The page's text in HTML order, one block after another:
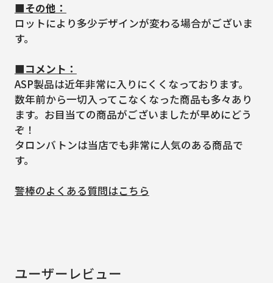
■その他：
ロットにより多少デザインが変わる場合がございま
す。
■コメント：
ASP製品は近年非常に入りにくくなっております。
数年前から一切入ってこなくなった商品も多々あり
ます。お目当ての商品がございましたが早めにどう
ぞ！
タロンバトンは当店でも非常に人気のある商品で
す。
警棒のよくある質問はこちら
ユーザーレビュー